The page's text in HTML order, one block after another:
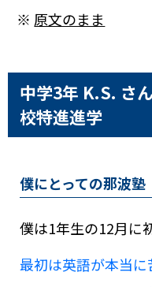
※ 原文のまま
中学3年 K.S. さ
校特進進学
僕にとっての那波塾
僕は1年生の12月に
最初は英語が本当に